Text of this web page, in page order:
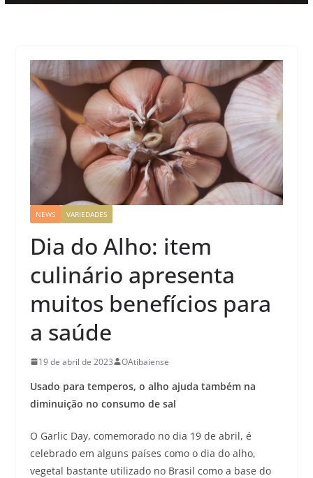
NEWS VARIEDADES
Dia do Alho: item
culinário apresenta
muitos benefícios para
a saúde
19 de abril de 2023 OAtibaiense
Usado para temperos, o alho ajuda também na
diminuição no consumo de sal
O Garlic Day, comemorado no dia 19 de abril, é
celebrado em alguns países como o dia do alho,
vegetal bastante utilizado no Brasil como a base do